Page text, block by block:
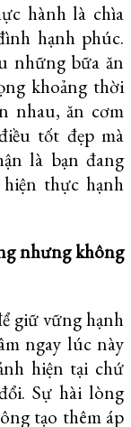
hành là chìa
hạnh phúc.
những bữa ăn
khoảng thời
nhau, ăn cơm
tốt đẹp mà
là bạn đang
thực hạnh
nhưng không
giữ vững hạnh
ngay lúc này
hiện tại chứ
Sự hài lòng
tạo thêm áp